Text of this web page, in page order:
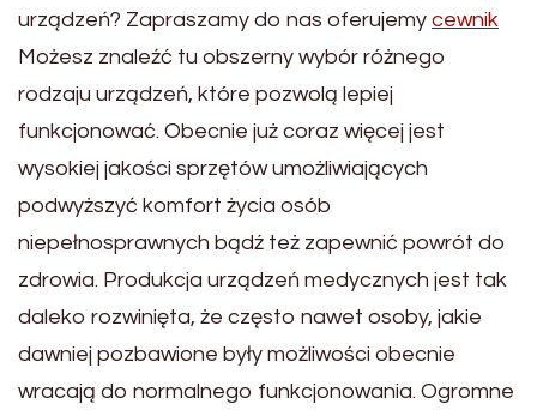
urządzeń? Zapraszamy do nas oferujemy cewnik
Możesz znaleźć tu obszerny wybór różnego
rodzaju urządzeń, które pozwolą lepiej
funkcjonować. Obecnie już coraz więcej jest
wysokiej jakości sprzętów umożliwiających
podwyższyć komfort życia osób
niepełnosprawnych bądź też zapewnić powrót do
zdrowia. Produkcja urządzeń medycznych jest tak
daleko rozwinięta, że często nawet osoby, jakie
dawniej pozbawione były możliwości obecnie
wracają do normalnego funkcjonowania. Ogromne